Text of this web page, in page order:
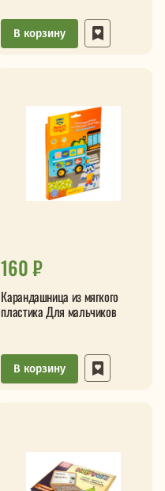
В корзину
160 ₽
Карандашница из мягкого
пластика Для мальчиков
В корзину